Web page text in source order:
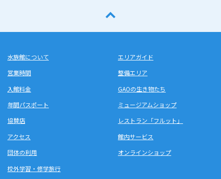
水族館について
営業時間
入館料金
年間パスポート
協賛店
アクセス
団体の利用
校外学習・修学旅行
エリアガイド
整備エリア
GAOの生き物たち
ミュージアムショップ
レストラン「フルット」
館内サービス
オンラインショップ